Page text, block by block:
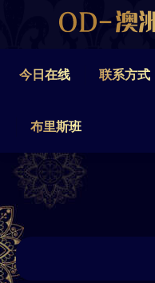
今日在线 联系方式
布里斯班